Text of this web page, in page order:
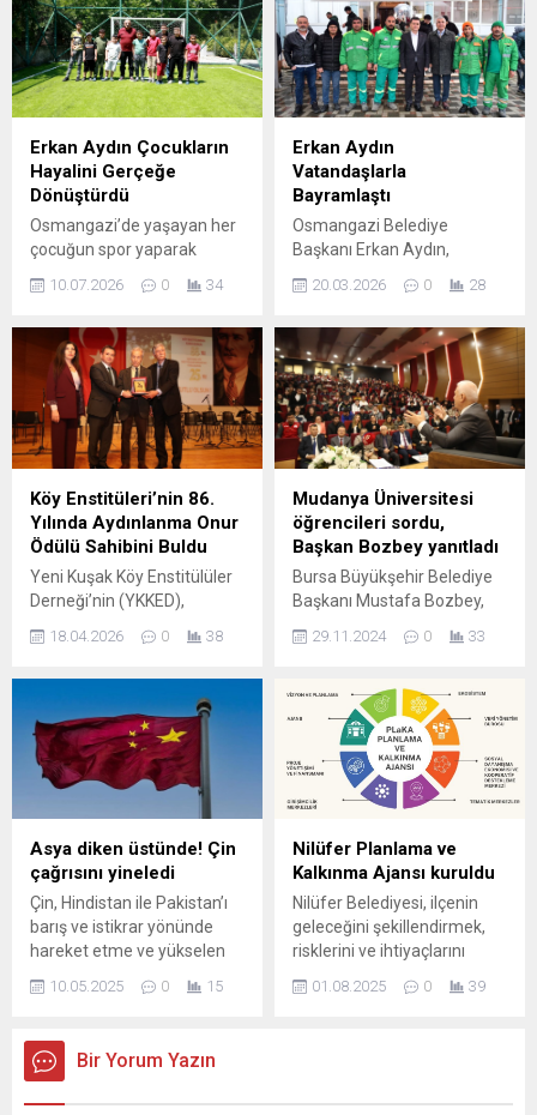
Erkan Aydın Çocukların
Hayalini Gerçeğe
Dönüştürdü
Osmangazi’de yaşayan her
çocuğun spor yaparak
sağlıklı bir şekilde
büyümesini hedefleyen
tesisi yatırımlarını aralıksız
sürdürüyor. Bu kapsamda
Osmangazi Belediye
Başkanı Erkan Aydın,
Güneybudaklar
Mahallesi’nde yaşayan
çocukların talebini yerine
getirerek mahalleye yeni bir
halı saha kazandırdı.
sağlıklı, mutlu ve sosyal
bireyler olarak yetişmesine
büyük önem...
10.07.2026 0 34
Erkan Aydın
Vatandaşlarla
Bayramlaştı
Osmangazi Belediye
Başkanı Erkan Aydın,
Ramazan Bayramı’nı
vatandaşlarla birlikte
beraberlik mesajı verdi.
Ramazan Bayramı’nın ilk
gününde Osmangazi
Belediye Başkanı Erkan
Aydın, bayram namazını
Nilüferköy Camii’nde
cemaat ile birlikte kıldı.
Namazın ardından cami
avlusunda vatandaşlarla bir
araya gelen Aydın, mahalle
sakinleri ile tek tek
bayramlaştı. Özellikle
çocuklarla yakından...
20.03.2026 0 28
Köy Enstitüleri’nin 86.
Yılında Aydınlanma Onur
Ödülü Sahibini Buldu
Yeni Kuşak Köy Enstitülüler
Derneği’nin (YKKED),
sahibi Prof. Dr. Bilsay Kuruç
Belediyesi’nin katkılarıyla
düzenlenen ödül töreninde
konuşan Osmangazi
Belediye Başkanı Erkan
Aydın, “Tüm bu imkanları
başta Mustafa Kemal
Atatürk olmak üzere, bize
bu yolu açanlara borçluyuz.”
dedi. Anadolu’nun makus
tarihini değiştiren Köy
Enstitüleri’nin 86. kuruluş...
18.04.2026 0 38
Mudanya Üniversitesi
öğrencileri sordu,
Başkan Bozbey yanıtladı
Bursa Büyükşehir Belediye
Başkanı Mustafa Bozbey,
eğitim gören öğrencilerle bir
aktardı. Başarıya ulaşmanın
ilk aşamasının hayal kurmak
olduğunu söyleyen Başkan
Bozbey, “Her şey hayal
kurmakla başlıyor. Hayal
planlama yapın.
Başarılmayacak hiçbir şey
yok” diye konuştu. Her
fırsatta gençlerle bir araya
gelen...
29.11.2024 0 33
Asya diken üstünde! Çin
çağrısını yineledi
Çin, Hindistan ile Pakistan’ı
barış ve istikrar yönünde
hareket etme ve yükselen
gerilim karşısında itidalli
davranma çağrısında
10.05.2025 0 15
Nilüfer Planlama ve
Kalkınma Ajansı kuruldu
Nilüfer Belediyesi, ilçenin
geleceğini şekillendirmek,
risklerini ve ihtiyaçlarını
tespit etmek, sürdürülebilir
kalkınmayı sağlamak
01.08.2025 0 39
Bir Yorum Yazın